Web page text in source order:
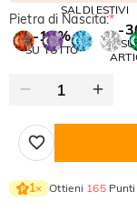
SALDI ESTIVI
-10%
SU TUTTO
-
Pietra di Nascita:*
1× Ottieni 165Punti